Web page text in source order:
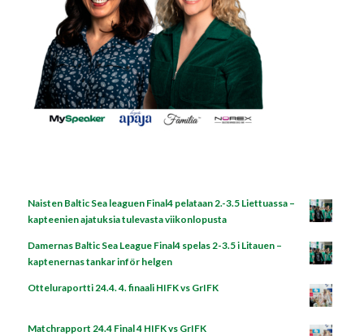
Naisten Baltic Sea leaguen Final4 pelataan 2.-3.5 Liettuassa –
kapteenien ajatuksia tulevasta viikonlopusta
Damernas Baltic Sea League Final4 spelas 2-3.5 i Litauen –
kaptenernas tankar inför helgen
Otteluraportti 24.4. 4. finaali HIFK vs GrIFK
Matchrapport 24.4 Final 4 HIFK vs GrIFK